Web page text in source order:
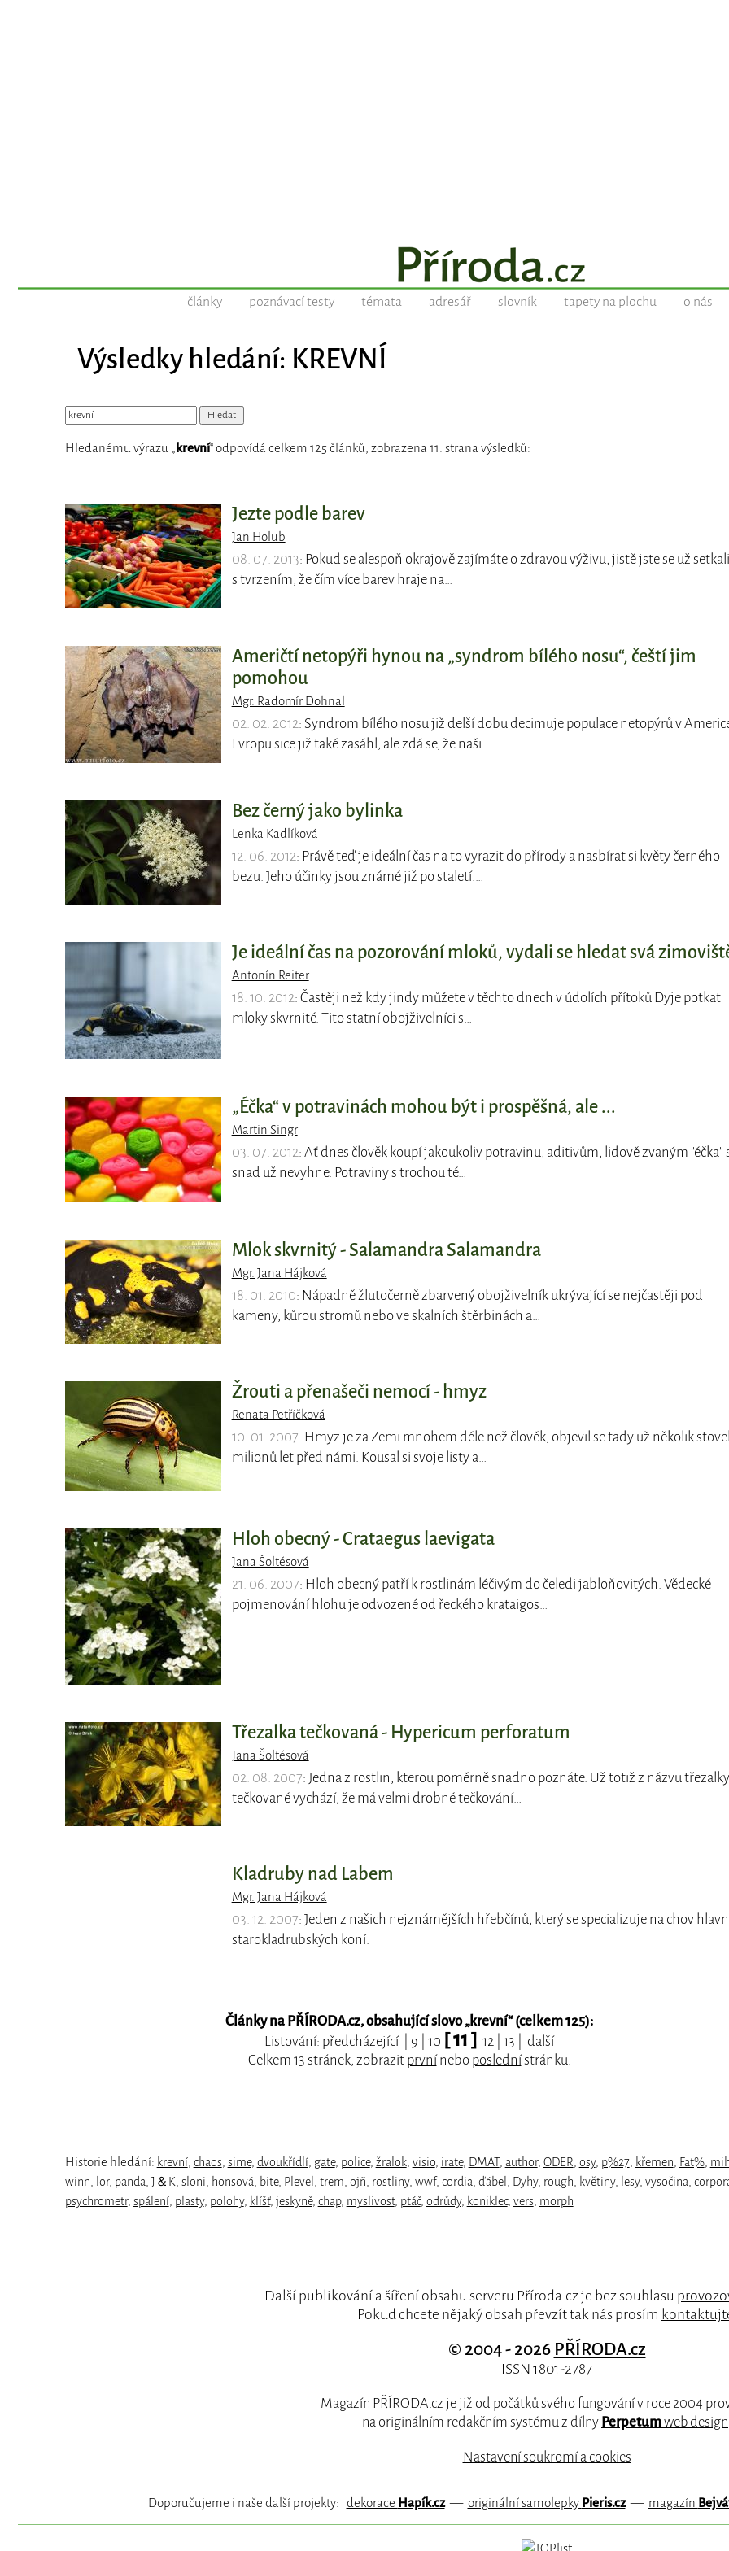
články poznávací testy témata adresář slovník tapety na plochu o nás
Výsledky hledání: KREVNÍ
Hledanému výrazu „ krevní“ odpovídá celkem 125 článků, zobrazena 11. strana výsledků:
Jezte podle barev
Jan Holub
08. 07. 2013: Pokud se alespoň okrajově zajímáte o zdravou výživu, jistě jste se už setkali
s tvrzením, že čím více barev hraje na…
Američtí netopýři hynou na „syndrom bílého nosu“, čeští jim
pomohou
Mgr. Radomír Dohnal
02. 02. 2012: Syndrom bílého nosu již delší dobu decimuje populace netopýrů v
Evropu sice již také zasáhl, ale zdá se, že naši…
Bez černý jako bylinka
Lenka Kadlíková
12. 06. 2012: Právě teď je ideální čas na to vyrazit do přírody a nasbírat si květy černého
bezu. Jeho účinky jsou známé již po staletí.…
Je ideální čas na pozorování mloků, vydali se hledat svá
Antonín Reiter
18. 10. 2012: Častěji než kdy jindy můžete v těchto dnech v údolích přítoků Dyje potkat
mloky skvrnité. Tito statní obojživelníci s…
„Éčka“ v potravinách mohou být i prospěšná, ale ...
Martin Singr
03. 07. 2012: Ať dnes člověk koupí jakoukoliv potravinu, aditivům, lidově zvaným "éčka"
snad už nevyhne. Potraviny s trochou té…
Mlok skvrnitý - Salamandra Salamandra
Mgr. Jana Hájková
18. 01. 2010: Nápadně žlutočerně zbarvený obojživelník ukrývající se nejčastěji pod
kameny, kůrou stromů nebo ve skalních štěrbinách a…
Žrouti a přenašeči nemocí - hmyz
Renata Petříčková
10. 01. 2007: Hmyz je za Zemi mnohem déle než člověk, objevil se tady už několik
milionů let před námi. Kousal si svoje listy a…
Hloh obecný - Crataegus laevigata
Jana Šoltésová
21. 06. 2007: Hloh obecný patří k rostlinám léčivým do čeledi jabloňovitých. Vědecké
pojmenování hlohu je odvozené od řeckého krataigos…
Třezalka tečkovaná - Hypericum perforatum
Jana Šoltésová
02. 08. 2007: Jedna z rostlin, kterou poměrně snadno poznáte. Už totiž z názvu třezalky
tečkované vychází, že má velmi drobné tečkování…
Kladruby nad Labem
Mgr. Jana Hájková
03. 12. 2007: Jeden z našich nejznámějších hřebčínů, který se specializuje na chov
starokladrubských koní.
Články na PŘÍRODA.cz, obsahující slovo „krevní“ (celkem 125):
Listování: předcházející| 9 10 [ 11 ] 12 13
další
Celkem 13 stránek, zobrazit prvnínebo poslednístránku.
Historie hledání: krevní, chaos sime, dvoukřídlí, gate, police, žralok, visio, irate, DMAT, author, ODER osy, p%27, křemen Fat%,
winn
lor, panda J＆K sloni honsová bite, Plevel trem ojñ rostliny, wwf, cordia ďábel Dyhy, rough květiny, lesy, vysočina
psychrometr, spálení, plasty, polohy, klíšť, jeskyně, chap, myslivost, ptáč, odrůdy, koniklec, vers morph
Další publikování a šíření obsahu serveru Příroda.cz je bez souhlasu
Pokud chcete nějaký obsah převzít tak nás prosím
© 2004 - 2026 PŘÍRODA.cz
ISSN 1801-2787
Magazín PŘÍRODA.cz je již od počátků svého fungování v roce 2004
na originálním redakčním systému z dílny Perpetumweb design
Nastavení soukromí a cookies
Doporučujeme i naše další projekty: dekorace Hapík.cz— originální samolepky Pieris.cz— magazín